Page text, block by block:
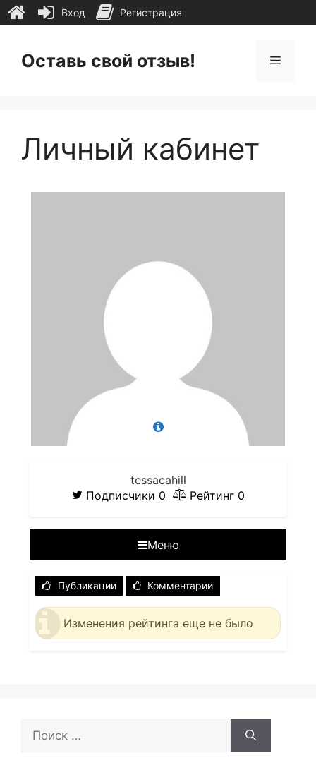
содержимому
Оставь свой отзыв! Меню
Личный кабинет
tessacahill
Подписчики 0 Рейтинг 0
Меню
Публикации Комментарии
Изменения рейтинга еще не было
Вход Регистрация